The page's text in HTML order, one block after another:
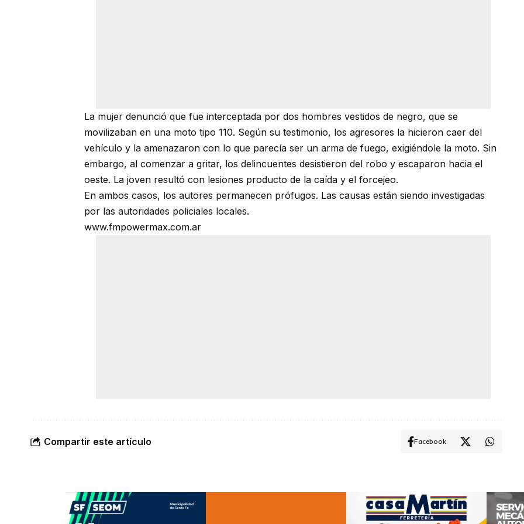
La mujer denunció que fue interceptada por dos hombres vestidos de negro, que se
movilizaban en una moto tipo 110. Según su testimonio, los agresores la hicieron caer del
vehículo y la amenazaron con lo que parecía ser un arma de fuego, exigiéndole la moto. Sin
embargo, al comenzar a gritar, los delincuentes desistieron del robo y escaparon hacia el
oeste. La joven resultó con lesiones producto de la caída y el forcejeo.
En ambos casos, los autores permanecen prófugos. Las causas están siendo investigadas
por las autoridades policiales locales.
www.fmpowermax.com.ar
Compartir este artículo Facebook